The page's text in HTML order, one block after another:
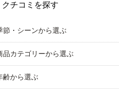
クチコミを探す
節・シーンから選ぶ
品カテゴリーから選ぶ
齢から選ぶ